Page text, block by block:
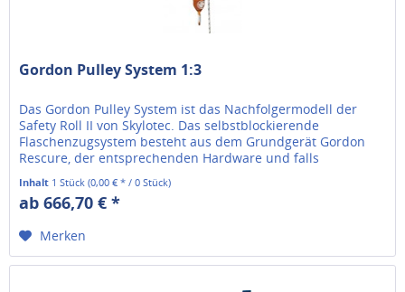
Gordon Pulley System 1:3
Das Gordon Pulley System ist das Nachfolgermodell der
Safety Roll II von Skylotec. Das selbstblockierende
Flaschenzugsystem besteht aus dem Grundgerät Gordon
Rescure, der entsprechenden Hardware und falls
ausgewählt dem Seil in der...
Inhalt 1 Stück(0,00 € * / 0 Stück)
ab 666,70 € *
Merken